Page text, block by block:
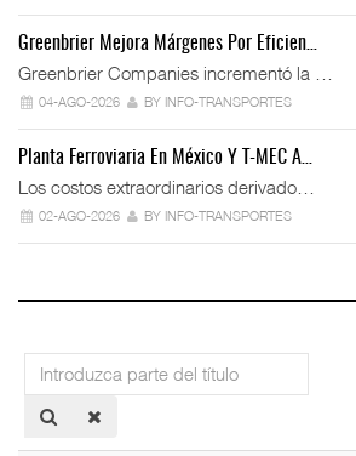
Greenbrier Mejora Márgenes Por Eficien…
Greenbrier Companies incrementó la …
04-AGO-2026 BY INFO-TRANSPORTES
Planta Ferroviaria En México Y T-MEC A…
Los costos extraordinarios derivado…
02-AGO-2026 BY INFO-TRANSPORTES
Introduzca
parte
del